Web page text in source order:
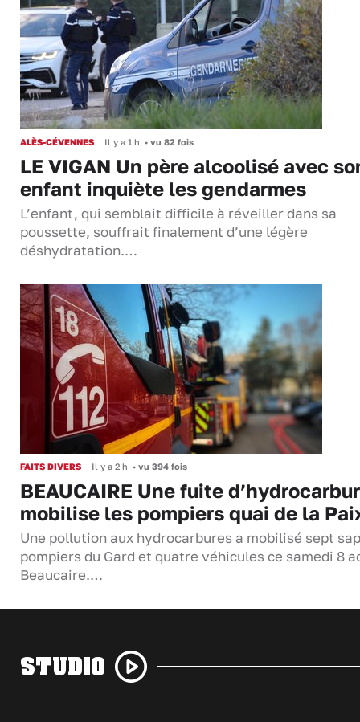
ALÈS-CÉVENNES Il y a 1 h • vu 82 fois
LE VIGAN Un père alcoolisé avec
enfant inquiète les gendarmes
L’enfant, qui semblait difficile à réveiller dans sa
poussette, souffrait finalement d’une légère
déshydratation.…
FAITS DIVERS Il y a 2 h • vu 394 fois
BEAUCAIRE Une fuite
mobilise les pompiers quai de la
Une pollution aux hydrocarbures a mobilisé sept
pompiers du Gard et quatre véhicules ce samedi 8
Beaucaire.…
STUDIO